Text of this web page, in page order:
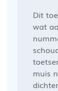
Dit
wat
muis